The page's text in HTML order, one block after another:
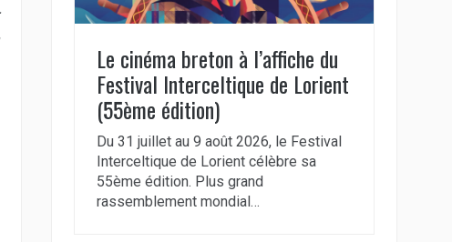
Le cinéma breton à l’affiche du
Festival Interceltique de Lorient
(55ème édition)
Du 31 juillet au 9 août 2026, le Festival
Interceltique de Lorient célèbre sa
55ème édition. Plus grand
rassemblement mondial…